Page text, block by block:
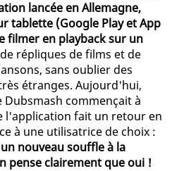
lancée en Allemagne,
tablette (Google Play et App
filmer en playback sur un
répliques de films et de
sans oublier des
étranges. Aujourd'hui,
commençait à
l'application fait un retour en
à une utilisatrice de choix :
nouveau souffle à la
pense clairement que oui !